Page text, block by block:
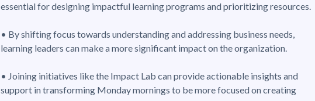
essential for designing impactful learning programs and prioritizing resources.
• By shifting focus towards understanding and addressing business needs,
learning leaders can make a more significant impact on the organization.
• Joining initiatives like the Impact Lab can provide actionable insights and
support in transforming Monday mornings to be more focused on creating